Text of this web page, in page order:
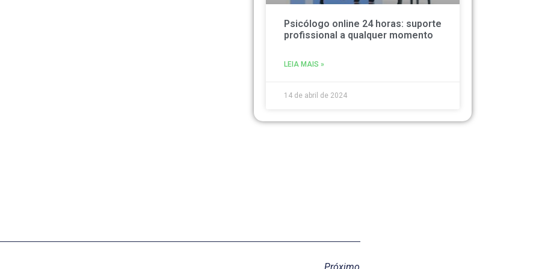
Psicólogo online 24 horas: suporte
profissional a qualquer momento
LEIA MAIS »
14 de abril de 2024